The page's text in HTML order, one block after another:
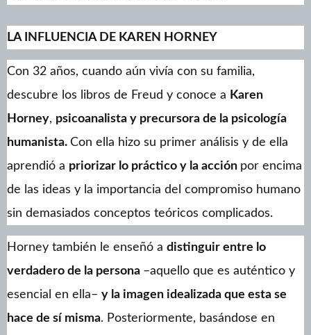
LA INFLUENCIA DE KAREN HORNEY
Con 32 años, cuando aún vivía con su familia,
descubre los libros de Freud y conoce a Karen
Horney, psicoanalista y precursora de la psicología
humanista. Con ella hizo su primer análisis y de ella
aprendió a priorizar lo práctico y la acción por encima
de las ideas y la importancia del compromiso humano
sin demasiados conceptos teóricos complicados.
Horney también le enseñó a distinguir entre lo
verdadero de la persona –aquello que es auténtico y
esencial en ella– y la imagen idealizada que esta se
hace de sí misma. Posteriormente, basándose en